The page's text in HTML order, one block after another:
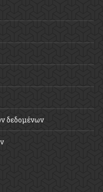
δεδομένων